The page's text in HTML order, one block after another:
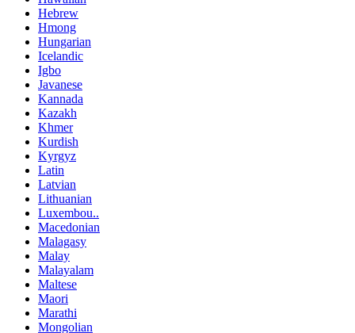
Hebrew
Hmong
Hungarian
Icelandic
Igbo
Javanese
Kannada
Kazakh
Khmer
Kurdish
Kyrgyz
Latin
Latvian
Lithuanian
Luxembou..
Macedonian
Malagasy
Malay
Malayalam
Maltese
Maori
Marathi
Mongolian